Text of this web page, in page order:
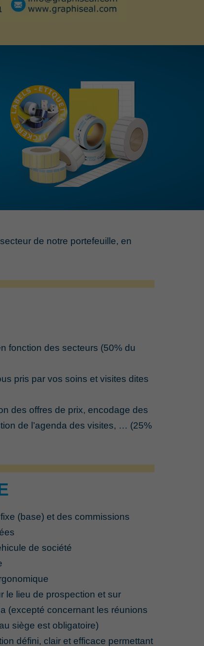
de notre portefeuille, en
fonction des secteurs (50% du
pris par vos soins et visites dites
des offres de prix, encodage des
de l’agenda des visites, … (25%
(base) et des commissions
de société
le lieu de prospection et sur
(excepté concernant les réunions
siège est obligatoire)
défini, clair et efficace permettant